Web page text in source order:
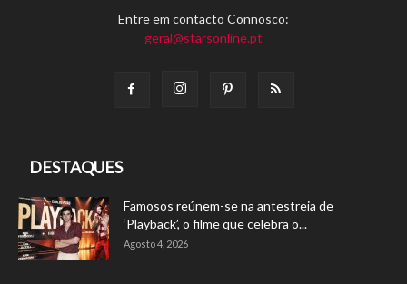
Entre em contacto Connosco:
geral@starsonline.pt
DESTAQUES
Famosos reúnem-se na antestreia de
‘Playback’, o filme que celebra o...
Agosto 4, 2026